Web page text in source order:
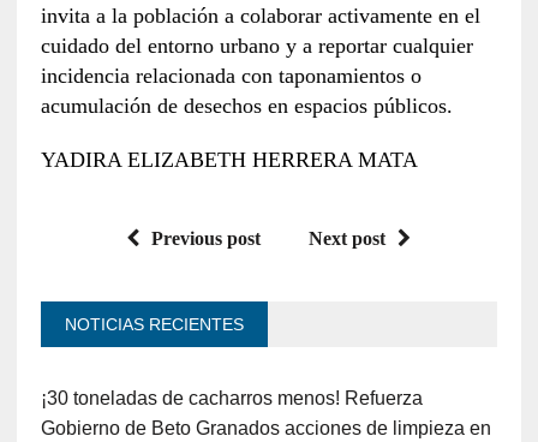
invita a la población a colaborar activamente en el
cuidado del entorno urbano y a reportar cualquier
incidencia relacionada con taponamientos o
acumulación de desechos en espacios públicos.
YADIRA ELIZABETH HERRERA MATA
Previous post Next post
NOTICIAS RECIENTES
¡30 toneladas de cacharros menos! Refuerza
Gobierno de Beto Granados acciones de limpieza en